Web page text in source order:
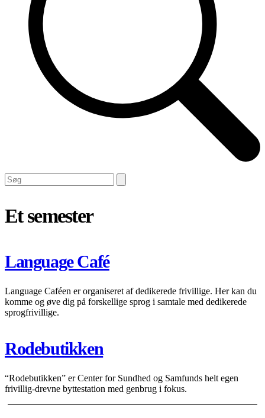
Open
mobile
Close
mobile
Search
Et semester
Language Café
Language Caféen er organiseret af dedikerede frivillige. Her kan du
komme og øve dig på forskellige sprog i samtale med dedikerede
sprogfrivillige.
Rodebutikken
“Rodebutikken” er Center for Sundhed og Samfunds helt egen
frivillig-drevne byttestation med genbrug i fokus.